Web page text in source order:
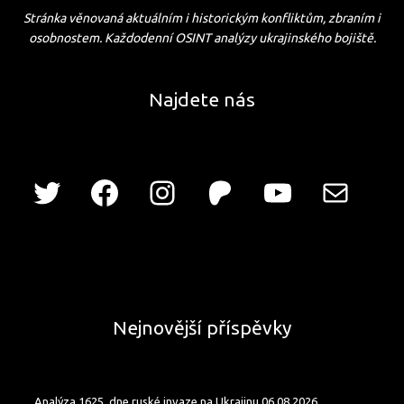
Stránka věnovaná aktuálním i historickým konfliktům, zbraním i
osobnostem. Každodenní OSINT analýzy ukrajinského bojiště.
Najdete nás
Nejnovější příspěvky
Analýza 1625. dne ruské invaze na Ukrajinu 06.08.2026